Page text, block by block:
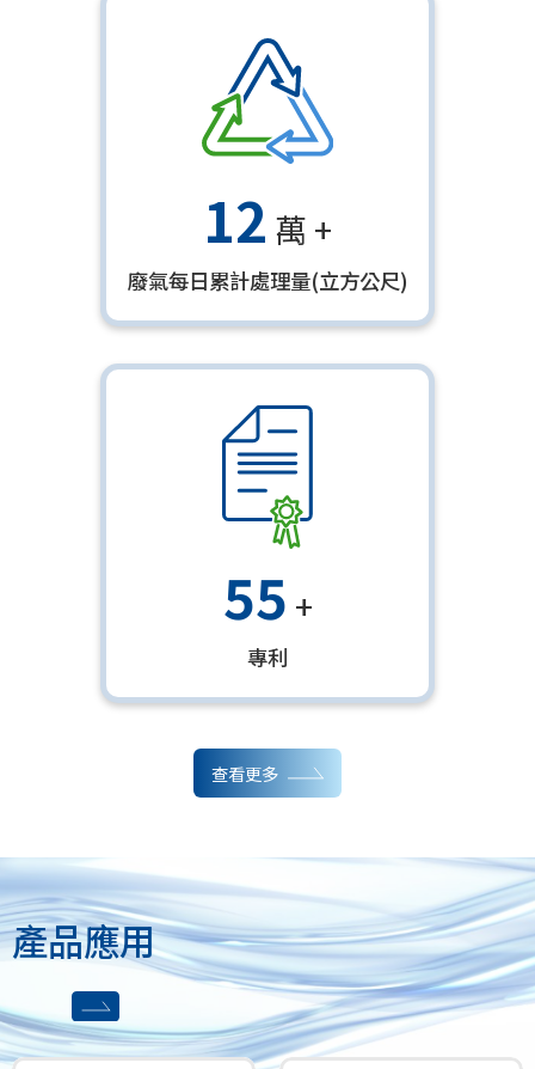
12 萬 +
廢氣每日累計處理量(立方公尺)
55 +
專利
查看更多
產品應用